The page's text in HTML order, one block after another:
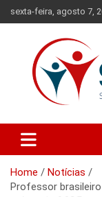
to
sexta-feira, agosto 7,
Ensino do Distrito
Home
Notícias
Professor